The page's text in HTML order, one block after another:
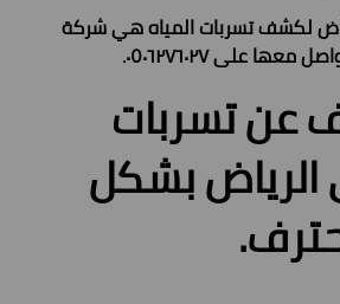
لكشف تسربات المياه هي شركة
على ٠٥٠٦٢٧٦٠٢٧.
عن تسربات
الرياض بشكل